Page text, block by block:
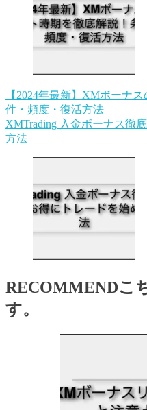
【2024年最新】XMボーナ
件・頻度・復活方法
XMTrading 入金ボーナス徹
方法
RECOMMENDこ
す。